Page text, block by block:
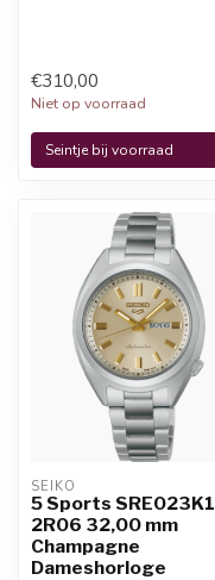
€310,00
Niet op voorraad
Seintje bij voorraad
SEIKO
5 Sports SRE023K1
2R06 32,00 mm
Champagne
Dameshorloge